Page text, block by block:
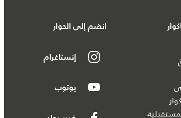
انضم إلى الحوار
إنستاغرام
يوتوب